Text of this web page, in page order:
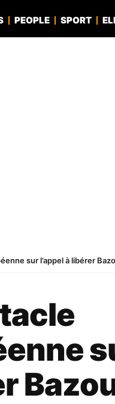
PEOPLE SPORT
sur l’appel à libérer